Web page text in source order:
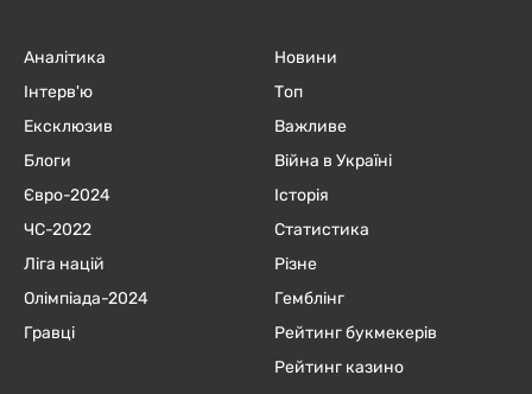
Аналітика
Інтерв'ю
Ексклюзив
Блоги
Євро-2024
ЧC-2022
Ліга націй
Олімпіада-2024
Гравці
Новини
Топ
Важливе
Війна в Україні
Історія
Статистика
Різне
Гемблінг
Рейтинг букмекерів
Рейтинг казино